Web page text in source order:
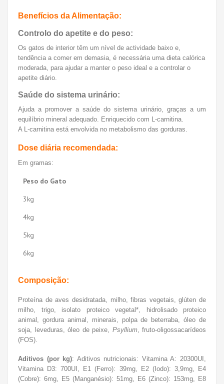
Benefícios da Alimentação:
Controlo do apetite e do peso:
Os gatos de interior têm um nível de actividade baixo e,
tendência a comer em demasia, é necessária uma dieta calórica
moderada, para ajudar a manter o peso ideal e a controlar o
apetite diário.
Saúde do sistema urinário:
Ajuda a promover a saúde do sistema urinário, graças a um
equilíbrio mineral adequado. Enriquecido com L-carnitina.
A L-carnitina está envolvida no metabolismo das gorduras.
Dose diária recomendada:
Em gramas:
Peso do Gato
3kg
4kg
5kg
6kg
Composição:
Proteína de aves desidratada, milho, fibras vegetais, glúten de
milho, trigo, isolato proteico vegetal*, hidrolisado proteico
animal, gordura animal, minerais, polpa de beterraba, óleo de
soja, leveduras, óleo de peixe, Psyllium , fruto-oligossacarídeos
(FOS).
Aditivos (por kg): Aditivos nutricionais: Vitamina A: 20300UI,
Vitamina D3: 700UI, E1 (Ferro): 39mg, E2 (Iodo): 3,9mg, E4
(Cobre): 6mg, E5 (Manganésio): 51mg, E6 (Zinco): 153mg, E8